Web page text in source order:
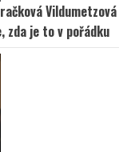
Vildumetzová
je to v pořádku